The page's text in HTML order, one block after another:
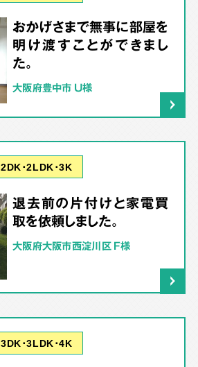
おかげさまで無事に部屋を
明け渡すことができまし
た。
大阪府豊中市 U様
2DK･2LDK･3K
退去前の片付けと家電買
取を依頼しました。
大阪府大阪市西淀川区 F様
3DK･3LDK･4K